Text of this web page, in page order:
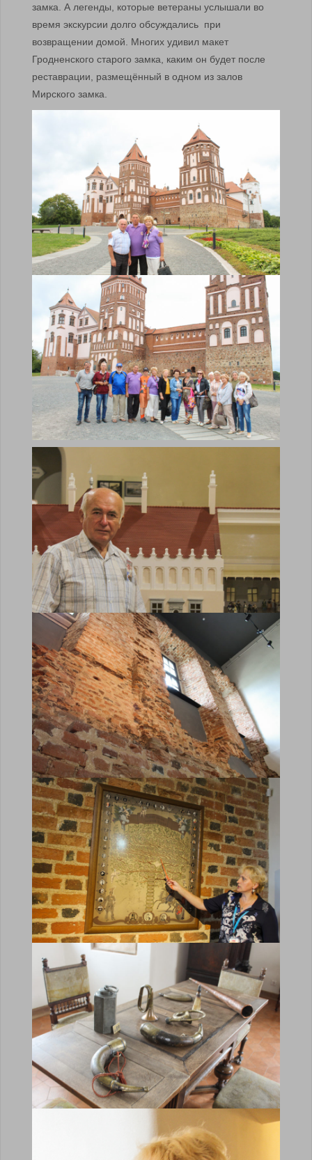
замка. А легенды, которые ветераны услышали во
время экскурсии долго обсуждались при
возвращении домой. Многих удивил макет
Гродненского старого замка, каким он будет после
реставрации, размещённый в одном из залов
Мирского замка.